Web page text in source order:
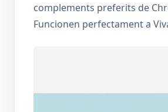
complements preferits de
Funcionen perfectament a